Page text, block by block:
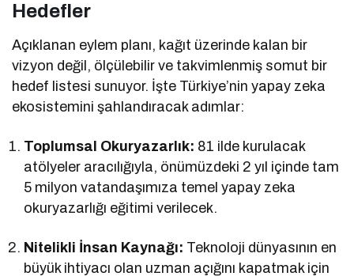
Hedefler
Açıklanan eylem planı, kağıt üzerinde kalan bir
vizyon değil, ölçülebilir ve takvimlenmiş somut bir
hedef listesi sunuyor. İşte Türkiye’nin yapay zeka
ekosistemini şahlandıracak adımlar:
Toplumsal Okuryazarlık: 81 ilde kurulacak
atölyeler aracılığıyla, önümüzdeki 2 yıl içinde tam
5 milyon vatandaşımıza temel yapay zeka
okuryazarlığı eğitimi verilecek.
Nitelikli İnsan Kaynağı: Teknoloji dünyasının en
büyük ihtiyacı olan uzman açığını kapatmak için